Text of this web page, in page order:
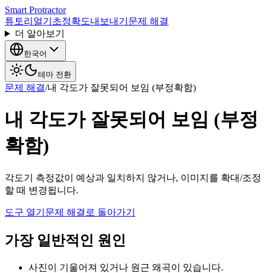
Smart Protractor
튜토리얼기초정확도내보내기 문제 해결
더 알아보기
한국어
테마 전환
문제 해결/내 각도가 잘못되어 보임 (부정확함)
내 각도가 잘못되어 보임 (부정
확함)
각도기 측정값이 예상과 일치하지 않거나, 이미지를 확대/조정
할 때 변경됩니다.
도구 열기 문제 해결로 돌아가기
가장 일반적인 원인
사진이 기울어져 있거나 원근 왜곡이 있습니다.